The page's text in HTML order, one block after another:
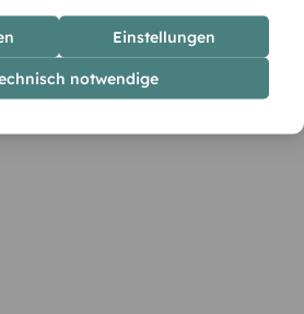
Einstellungen
notwendige